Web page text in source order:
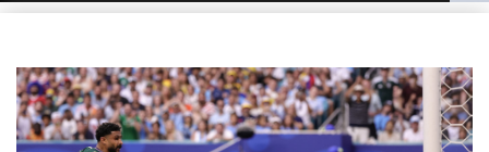
Fiorentina: arrivato Mastantuono, ad accoglierlo oltre 500 tifosi
Nyt, 'scienziati usano l'IA per creare nuovi virus, è la prima volta'
Il petrolio chiude in rialzo a New York a 77,39 dollari al barile
Il petrolio chiude in rialzo a New York a 77,39 dollari al barile